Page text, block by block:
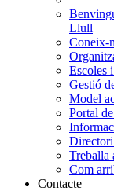
Llull
Coneix-
Escoles
Gestió
Model
Portal
Treballa
Com
Contacte